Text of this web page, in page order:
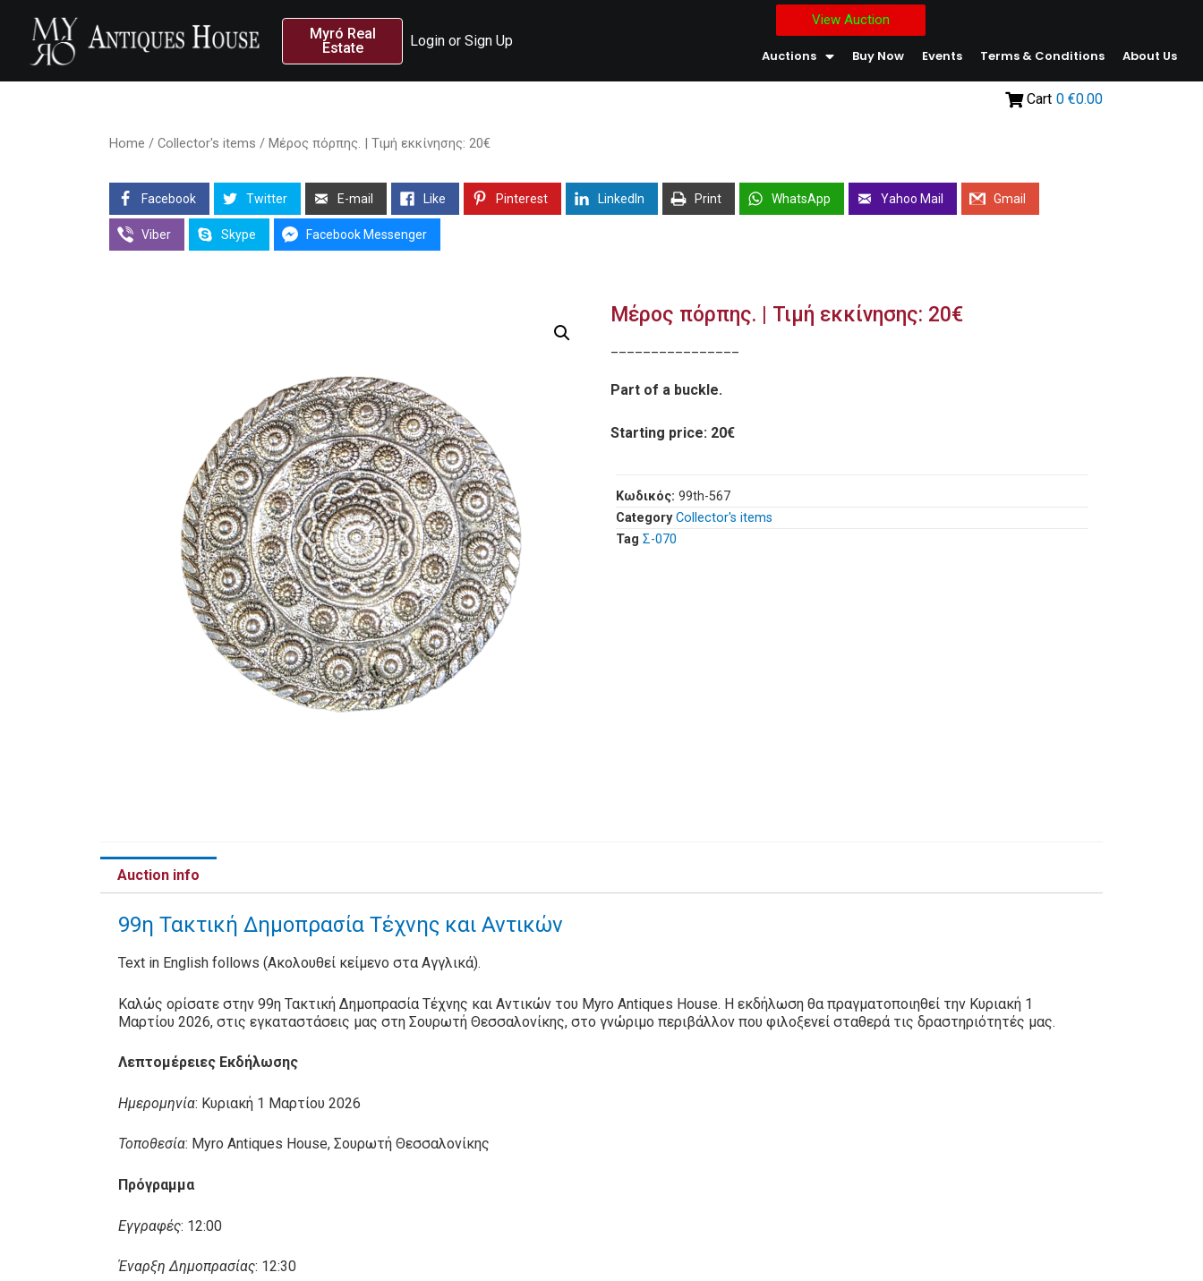
Myró Real
Estate
Login or Sign Up
View Auction
Auctions Buy Now Events Terms & Conditions About Us
Cart 0 €0.00
Home / Collector's items / Μέρος πόρπης. | Τιμή εκκίνησης: 20€
Facebook Twitter E-mail Like Pinterest LinkedIn Print WhatsApp Yahoo Mail Gmail
Viber Skype Facebook Messenger
Μέρος πόρπης. | Τιμή εκκίνησης: 20€
Part of a buckle.
Starting price: 20€
Κωδικός: 99th-567
Category Collector's items
Tag Σ-070
Auction info
99η Τακτική Δημοπρασία Τέχνης και Αντικών
Text in English follows (Ακολουθεί κείμενο στα Αγγλικά).
Καλώς ορίσατε στην 99η Τακτική Δημοπρασία Τέχνης και Αντικών του Myro Antiques House. Η εκδήλωση θα πραγματοποιηθεί την Κυριακή 1
Μαρτίου 2026, στις εγκαταστάσεις μας στη Σουρωτή Θεσσαλονίκης, στο γνώριμο περιβάλλον που φιλοξενεί σταθερά τις δραστηριότητές μας.
Λεπτομέρειες Εκδήλωσης
Ημερομηνία: Κυριακή 1 Μαρτίου 2026
Τοποθεσία: Myro Antiques House, Σουρωτή Θεσσαλονίκης
Πρόγραμμα
Εγγραφές: 12:00
Έναρξη Δημοπρασίας: 12:30